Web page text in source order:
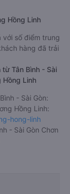
Hồng Linh
với số điểm trung
hàng đã trải
Tân Bình - Sài
Hồng Linh
- Sài Gòn:
Hồng Linh:
hong-linh
- Sài Gòn Chơn